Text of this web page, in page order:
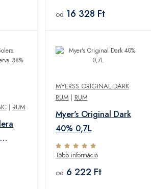
od 16 328 Ft
| RUM
MYERSS ORIGINAL DARK
RUM | RUM
Myer's Original Dark
40% 0,7L
Több információ
od 6 222 Ft